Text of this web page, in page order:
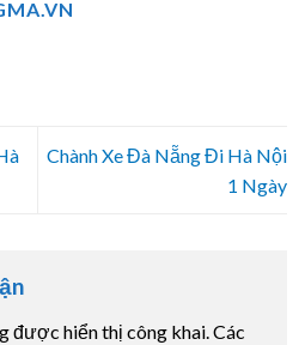
Chành Xe Đà Nẵng Đi Hà Nội
1 Ngày
được hiển thị công khai. Các